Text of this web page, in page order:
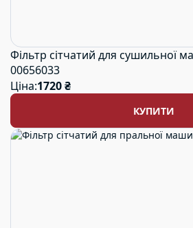
Фільтр сітчатий для сушильної
00656033
Ціна:1720 ₴
КУПИТИ